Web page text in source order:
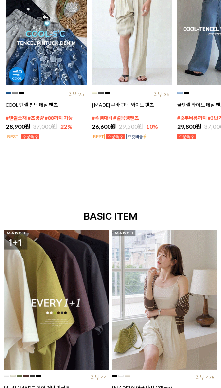
리뷰:25
COOL 텐셀 핀턱 데님 팬츠
#텐셀소재 #초경량 #88까지 가능
28,900원 37,000원 22%
리뷰:36
[MADE] 쿠바 핀턱 와이드 팬츠
#폭염대비 #얼음땡팬츠
26,600원 29,500원 10%
쿨텐셀 와이드 데님 팬
#숏부터롱까지 #3단
29,800원
BASIC ITEM
리뷰:44
리뷰:478